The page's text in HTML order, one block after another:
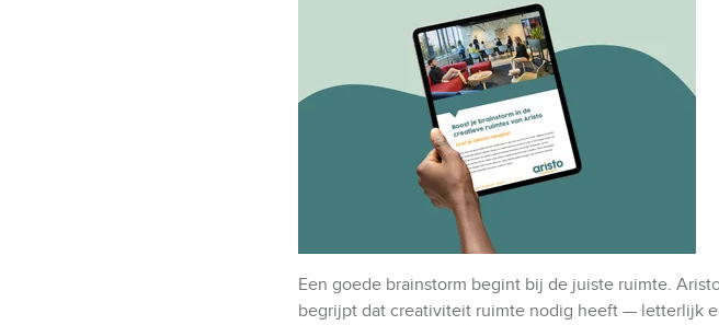
Een goede brainstorm begint bij de juiste ruimte.
begrijpt dat creativiteit ruimte nodig heeft — letterlijk